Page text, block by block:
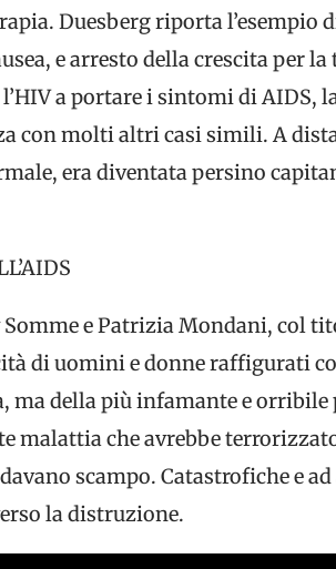
Duesberg riporta l’esempio
e arresto della crescita per la
a portare i sintomi di AIDS,
con molti altri casi simili. A
era diventata persino
e Patrizia Mondani, col
di uomini e donne raffigurati
ma della più infamante e orribile
malattia che avrebbe
scampo. Catastrofiche e
la distruzione.